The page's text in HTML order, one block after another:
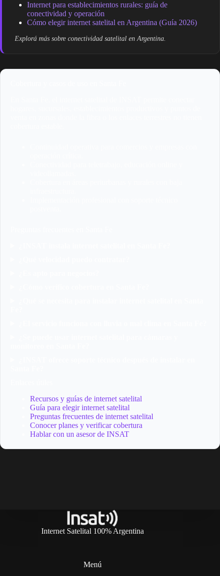
Internet para establecimientos rurales: guía de
conectividad y operación
Cómo elegir internet satelital en Argentina (Guía 2026)
Explorá más sobre conectividad satelital en Argentina.
Recursos y guías de internet satelital
Guía para elegir internet satelital
Preguntas frecuentes de internet satelital
Conocer planes y verificar cobertura
Hablar con un asesor de INSAT
Internet Satelital 100% Argentina
Menú